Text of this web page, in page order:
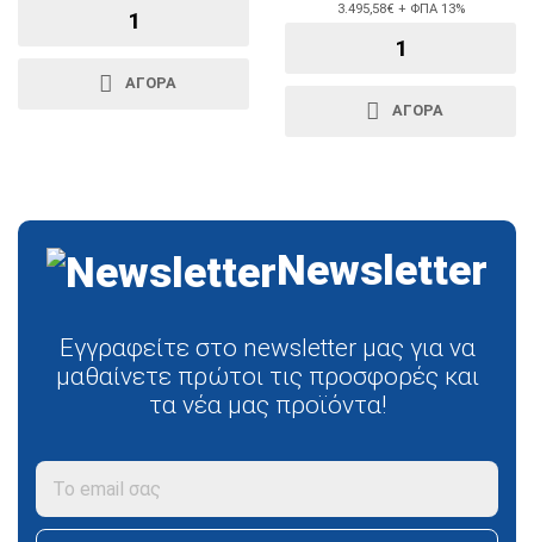
ΑΓΟΡΑ
3.495,58€ + ΦΠΑ 13%
ΑΓΟΡΑ
Newsletter
Εγγραφείτε στο newsletter μας για να
μαθαίνετε πρώτοι τις προσφορές και
τα νέα μας προϊόντα!